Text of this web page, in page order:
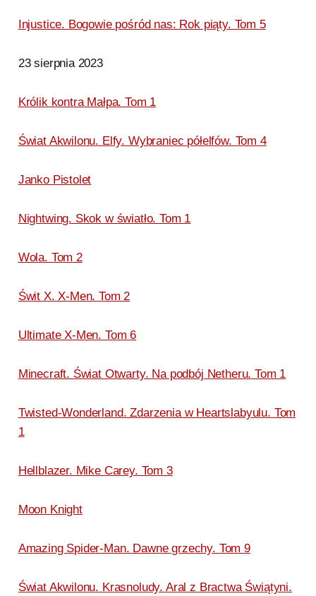
Injustice. Bogowie pośród nas: Rok piąty. Tom 5
23 sierpnia 2023
Królik kontra Małpa. Tom 1
Świat Akwilonu. Elfy. Wybraniec półelfów. Tom 4
Janko Pistolet
Nightwing. Skok w światło. Tom 1
Wola. Tom 2
Świt X. X-Men. Tom 2
Ultimate X-Men. Tom 6
Minecraft. Świat Otwarty. Na podbój Netheru. Tom 1
Twisted-Wonderland. Zdarzenia w Heartslabyulu. Tom
1
Hellblazer. Mike Carey. Tom 3
Moon Knight
Amazing Spider-Man. Dawne grzechy. Tom 9
Świat Akwilonu. Krasnoludy. Aral z Bractwa Świątyni.